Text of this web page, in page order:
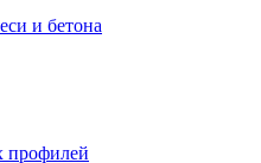
и бетона
профилей